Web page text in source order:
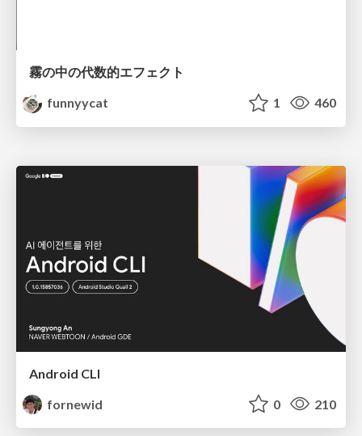
霧の中の代数的エフェクト
funnyycat
1 460
Android CLI
fornewid
0 210